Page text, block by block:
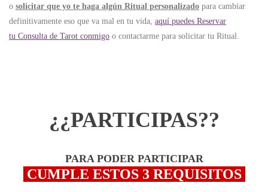
o solicitar que yo te haga algún Ritual personalizado para cambiar
definitivamente eso que va mal en tu vida, aquí puedes Reservar
tu Consulta de Tarot conmigo o contactarme para solicitar tu Ritual.
¿¿PARTICIPAS??
PARA PODER PARTICIPAR
CUMPLE ESTOS 3 REQUISITOS